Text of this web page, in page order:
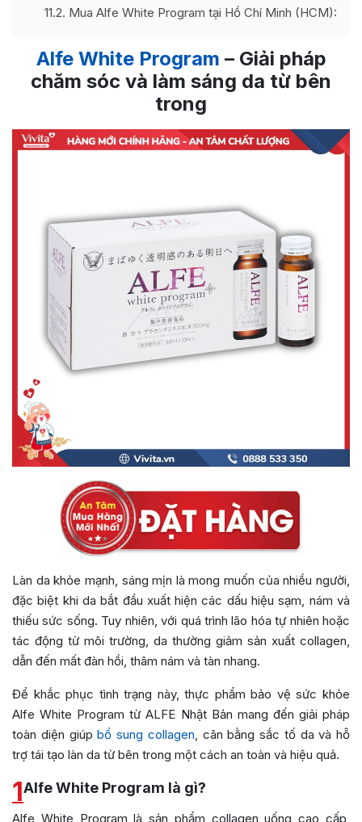
11.2 Mua Alfe White Program tại Hồ Chí Minh (HCM):
Alfe White Program – Giải pháp
chăm sóc và làm sáng da từ bên
trong
Làn da khỏe mạnh, sáng mịn là mong muốn của nhiều người,
đặc biệt khi da bắt đầu xuất hiện các dấu hiệu sạm, nám và
thiếu sức sống. Tuy nhiên, với quá trình lão hóa tự nhiên hoặc
tác động từ môi trường, da thường giảm sản xuất collagen,
dẫn đến mất đàn hồi, thâm nám và tàn nhang.
Để khắc phục tình trạng này, thực phẩm bảo vệ sức khỏe
Alfe White Program từ ALFE Nhật Bản mang đến giải pháp
toàn diện giúpbổ sung collagen, cân bằng sắc tố da và hỗ
trợ tái tạo làn da từ bên trong một cách an toàn và hiệu quả.
1Alfe White Program là gì?
Alfe White Program là sản phẩm collagen uống cao cấp,